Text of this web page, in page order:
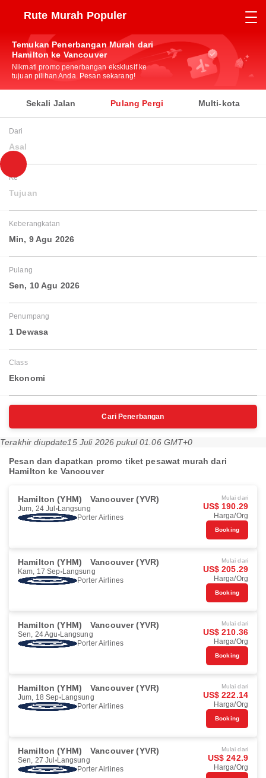
Rute Murah Populer
Temukan Penerbangan Murah dari
Hamilton ke Vancouver
Nikmati promo penerbangan eksklusif ke
tujuan pilihan Anda. Pesan sekarang!
Sekali Jalan Pulang Pergi Multi-kota
Dari
Asal
Ke
Tujuan
Keberangkatan
Min, 9 Agu 2026
Pulang
Sen, 10 Agu 2026
Penumpang
1 Dewasa
Class
Ekonomi
Cari Penerbangan
Terakhir diupdate15 Juli 2026 pukul 01.06 GMT+0
Pesan dan dapatkan promo tiket pesawat murah dari
Hamilton ke Vancouver
Hamilton (YHM) Vancouver (YVR)
Jum, 24 Jul Langsung
Porter Airlines
Mulai dari
US$ 190.29
Harga/Org
Booking
Hamilton (YHM) Vancouver (YVR)
Kam, 17 Sep Langsung
Porter Airlines
Mulai dari
US$ 205.29
Harga/Org
Booking
Hamilton (YHM) Vancouver (YVR)
Sen, 24 Agu Langsung
Porter Airlines
Mulai dari
US$ 210.36
Harga/Org
Booking
Hamilton (YHM) Vancouver (YVR)
Jum, 18 Sep Langsung
Porter Airlines
Mulai dari
US$ 222.14
Harga/Org
Booking
Hamilton (YHM) Vancouver (YVR)
Sen, 27 Jul Langsung
Porter Airlines
Mulai dari
US$ 242.9
Harga/Org